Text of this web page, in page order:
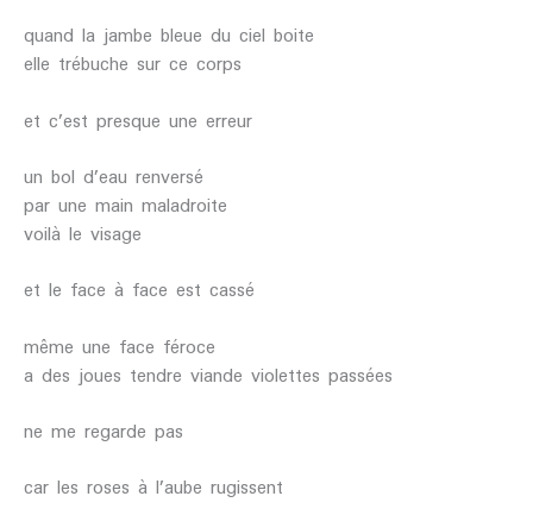
quand la jambe bleue du ciel boite
elle trébuche sur ce corps
et c’est presque une erreur
un bol d’eau renversé
par une main maladroite
voilà le visage
et le face à face est cassé
même une face féroce
a des joues tendre viande violettes passées
ne me regarde pas
car les roses à l’aube rugissent